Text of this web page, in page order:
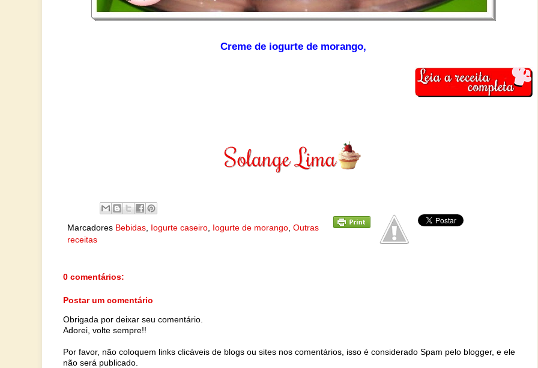
Creme de iogurte de morango,
Marcadores Bebidas Iogurte caseiro Iogurte de morango Outras
receitas
0 comentários:
Postar um comentário
Obrigada por deixar seu comentário.
Adorei, volte sempre!!
Por favor, não coloquem links clicáveis de blogs ou sites nos comentários, isso é considerado Spam pelo blogger, e ele
não será publicado.